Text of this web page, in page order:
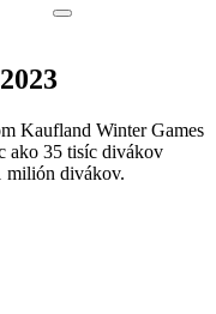
Kaufland Winter Games
ako 35 tisíc divákov
milión divákov.